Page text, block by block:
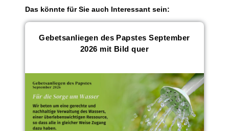
Das könnte für Sie auch Interessant sein:
Gebetsanliegen des Papstes September
2026 mit Bild quer